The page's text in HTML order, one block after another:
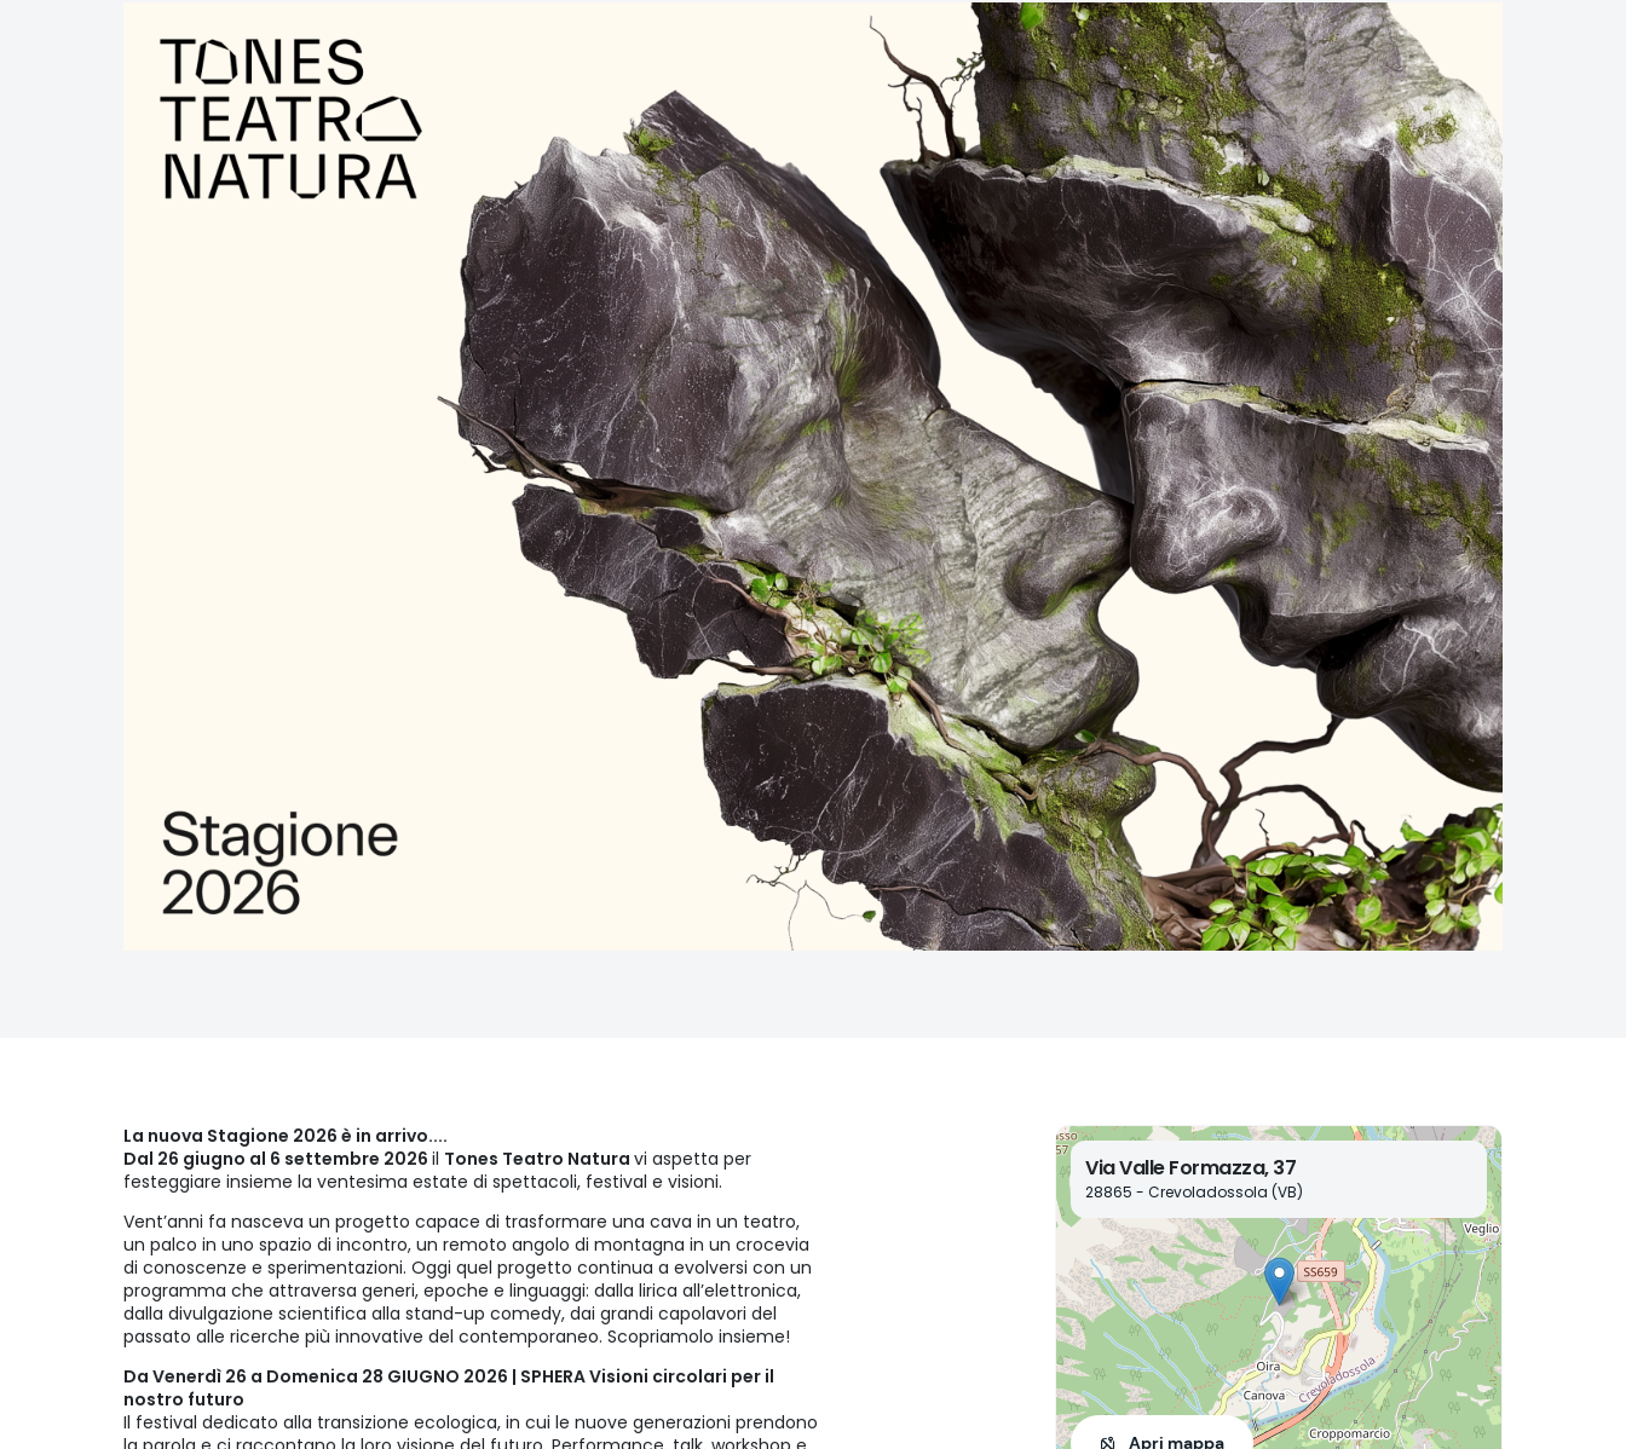
La nuova Stagione 2026 è in arrivo....
Dal 26 giugno al 6 settembre 2026 il Tones Teatro Natura vi aspetta per
festeggiare insieme la ventesima estate di spettacoli, festival e visioni.
Vent’anni fa nasceva un progetto capace di trasformare una cava in un teatro,
un palco in uno spazio di incontro, un remoto angolo di montagna in un crocevia
di conoscenze e sperimentazioni. Oggi quel progetto continua a evolversi con un
programma che attraversa generi, epoche e linguaggi: dalla lirica all’elettronica,
dalla divulgazione scientifica alla stand-up comedy, dai grandi capolavori del
passato alle ricerche più innovative del contemporaneo. Scopriamolo insieme!
Da Venerdì 26 a Domenica 28 GIUGNO 2026 | SPHERA Visioni circolari per il
nostro futuro
Il festival dedicato alla transizione ecologica, in cui le nuove generazioni prendono
Via Valle Formazza, 37
28865 - Crevoladossola (VB)
Apri mappa